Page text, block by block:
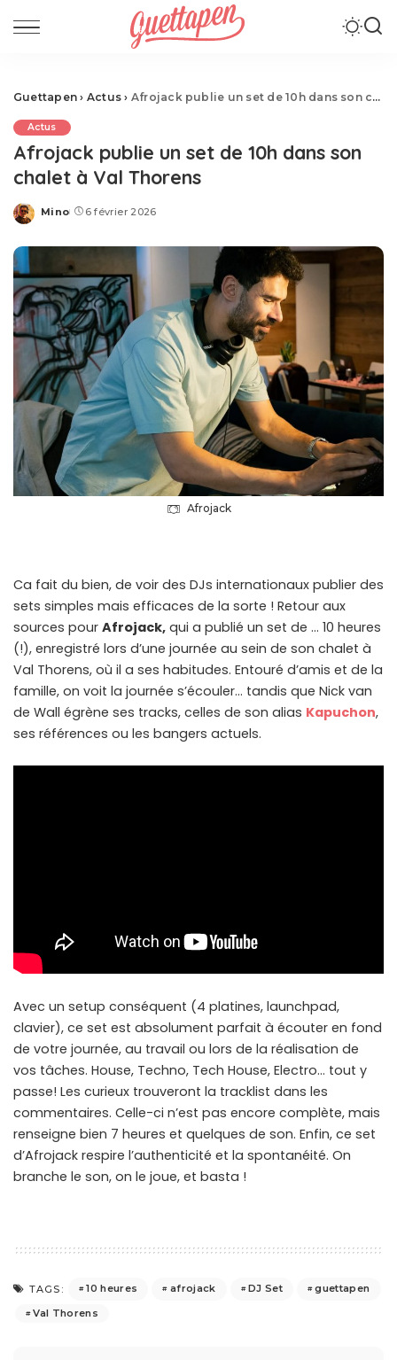
Guettapen › Actus › Afrojack publie un set de 10h dans son chalet à Val Thorens
Actus
Afrojack publie un set de 10h dans son
chalet à Val Thorens
Posted
Mino 6 février 2026
Afrojack
Ca fait du bien, de voir des DJs internationaux publier des
sets simples mais efficaces de la sorte ! Retour aux
sources pour Afrojack, qui a publié un set de … 10 heures
(!), enregistré lors d’une journée au sein de son chalet à
Val Thorens, où il a ses habitudes. Entouré d’amis et de la
famille, on voit la journée s’écouler… tandis que Nick van
de Wall égrène ses tracks, celles de son alias Kapuchon,
ses références ou les bangers actuels.
Avec un setup conséquent (4 platines, launchpad,
clavier), ce set est absolument parfait à écouter en fond
de votre journée, au travail ou lors de la réalisation de
vos tâches. House, Techno, Tech House, Electro… tout y
passe! Les curieux trouveront la tracklist dans les
commentaires. Celle-ci n’est pas encore complète, mais
renseigne bien 7 heures et quelques de son. Enfin, ce set
d’Afrojack respire l’authenticité et la spontanéité. On
branche le son, on le joue, et basta !
TAGS: 10 heures afrojack DJ Set
guettapen
Val Thorens